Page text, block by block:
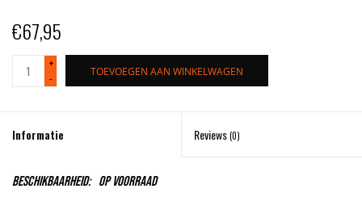
€67,95
+
-
TOEVOEGEN AAN WINKELWAGEN
Informatie Reviews(0)
Beschikbaarheid: Op voorraad